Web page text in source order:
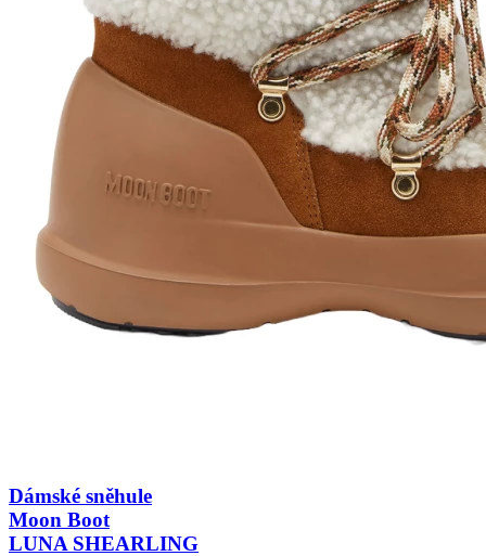
Dámské sněhule
Moon Boot
LUNA SHEARLING